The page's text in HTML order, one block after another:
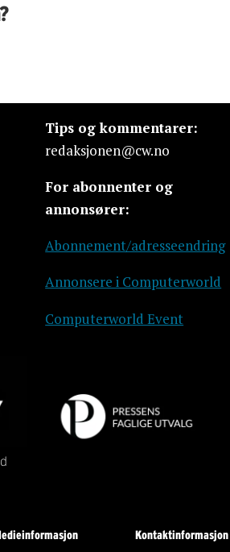
Tips og kommentarer:
redaksjonen@cw.no
For abonnenter og
annonsører:
Abonnement/adresseendring
Annonsere i Computerworld
Computerworld Event
Kontaktinformasjon